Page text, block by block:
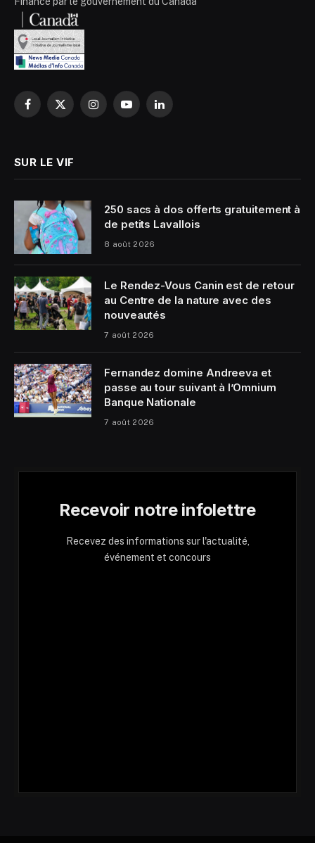
Facebook
X
InstagramYouTubeLinkedIn
SUR LE VIF
250 sacs à dos offerts gratuitement à
de petits Lavallois
8 août 2026
Le Rendez-Vous Canin est de retour
au Centre de la nature avec des
nouveautés
7 août 2026
Fernandez domine Andreeva et
passe au tour suivant à l’Omnium
Banque Nationale
7 août 2026
Recevoir notre infolettre
Recevez des informations sur l'actualité,
événement et concours